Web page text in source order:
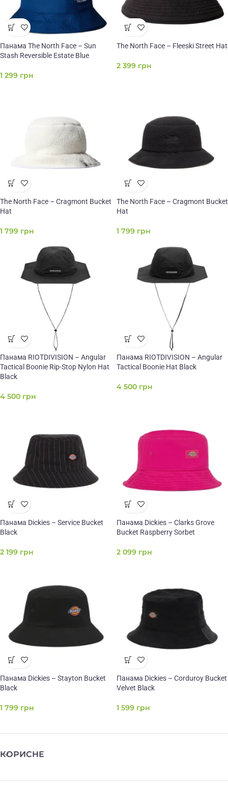
Панама The North Face – Sun
Stash Reversible Estate Blue
1 299 грн
The North Face – Fleeski Street Hat
2 399 грн
The North Face – Cragmont Bucket
Hat
1 799 грн
The North Face – Cragmont Bucket
Hat
1 799 грн
Панама RIOTDIVISION – Angular
Tactical Boonie Rip-Stop Nylon Hat
Black
4 500 грн
Панама RIOTDIVISION – Angular
Tactical Boonie Hat Black
4 500 грн
Панама Dickies – Service Bucket
Black
2 199 грн
Панама Dickies – Clarks Grove
Bucket Raspberry Sorbet
2 099 грн
Панама Dickies – Stayton Bucket
Black
1 799 грн
Панама Dickies – Corduroy Bucket
Velvet Black
1 599 грн
КОРИСНЕ